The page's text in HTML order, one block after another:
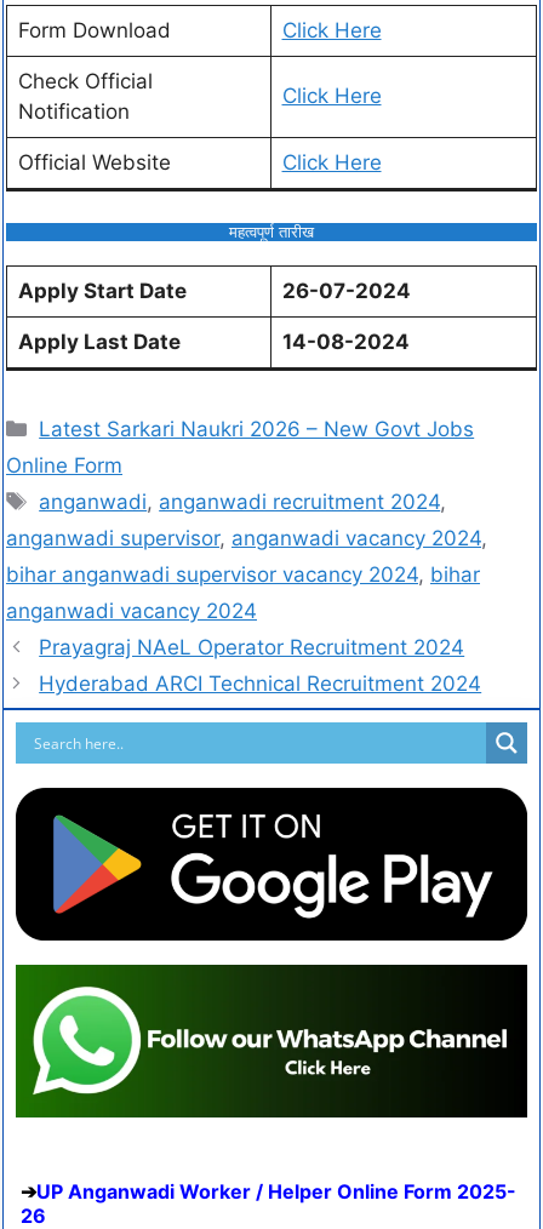
Form Download Click Here
Check Official
Notification
Click Here
Official Website Click Here
महत्वपूर्ण तारीख
Apply Start Date 26-07-2024
Apply Last Date 14-08-2024
Latest Sarkari Naukri 2026 – New Govt Jobs
Online Form
anganwadi, anganwadi recruitment 2024,
anganwadi supervisor, anganwadi vacancy 2024,
bihar anganwadi supervisor vacancy 2024, bihar
anganwadi vacancy 2024
Prayagraj NAeL Operator Recruitment 2024
Hyderabad ARCI Technical Recruitment 2024
UP Anganwadi Worker / Helper Online Form 2025-
26